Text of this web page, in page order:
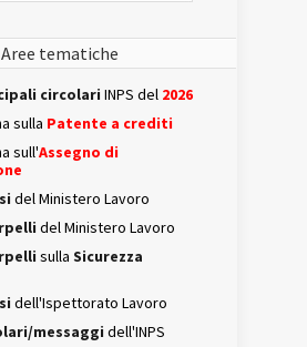
Aree tematiche
circolari INPS del 2026
sulla Patente a crediti
sull'Assegno di
del Ministero Lavoro
del Ministero Lavoro
sulla Sicurezza
dell'Ispettorato Lavoro
messaggi dell'INPS